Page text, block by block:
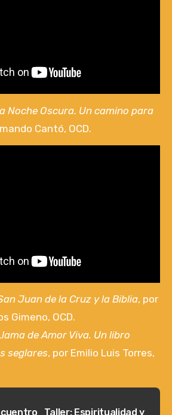
Noche Oscura. Un camino para
Cantó, OCD.
Juan de la Cruz y la Biblia, por
Gimeno, OCD.
de Amor Viva. Un libro
seglares, por Emilio Luis Torres,
Taller: Espiritualidad y